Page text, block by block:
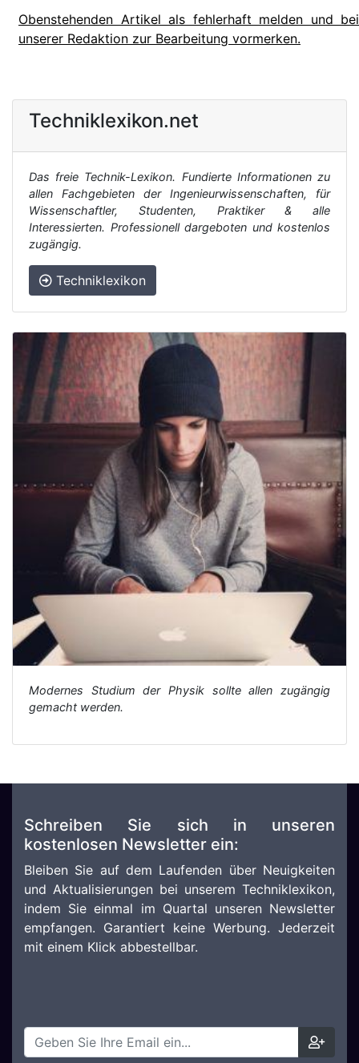
Obenstehenden Artikel als fehlerhaft melden und bei
unserer Redaktion zur Bearbeitung vormerken.
Techniklexikon.net
Das freie Technik-Lexikon. Fundierte Informationen zu
allen Fachgebieten der Ingenieurwissenschaften, für
Wissenschaftler, Studenten, Praktiker & alle
Interessierten. Professionell dargeboten und kostenlos
zugängig.
Techniklexikon
Modernes Studium der Physik sollte allen zugängig
gemacht werden.
Schreiben Sie sich in unseren
kostenlosen Newsletter ein:
Bleiben Sie auf dem Laufenden über Neuigkeiten
und Aktualisierungen bei unserem Techniklexikon,
indem Sie einmal im Quartal unseren Newsletter
empfangen. Garantiert keine Werbung. Jederzeit
mit einem Klick abbestellbar.